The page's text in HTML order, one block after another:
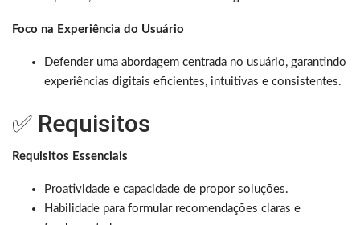
Foco na Experiência do Usuário
Defender uma abordagem centrada no usuário, garantindo
experiências digitais eficientes, intuitivas e consistentes.
✅ Requisitos
Requisitos Essenciais
Proatividade e capacidade de propor soluções.
Habilidade para formular recomendações claras e